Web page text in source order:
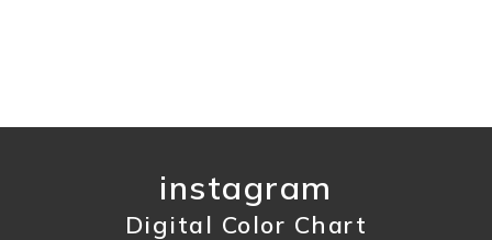
instagram
Digital Color Chart